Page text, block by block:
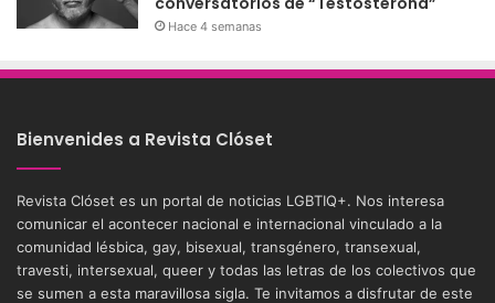
Hace 4 semanas
Bienvenides a Revista Clóset
Revista Clóset es un portal de noticias LGBTIQ+. Nos interesa
comunicar el acontecer nacional e internacional vinculado a la
comunidad lésbica, gay, bisexual, transgénero, transexual,
travesti, intersexual, queer y todas las letras de los colectivos que
se sumen a esta maravillosa sigla. Te invitamos a disfrutar de este